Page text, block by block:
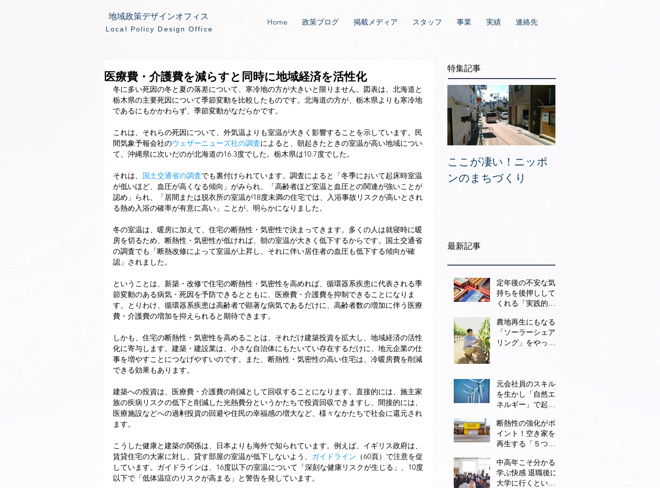
地域政策デザインオフィス
​Local Policy Design Office
Home 政策ブログ 掲載メディア スタッフ 事業 実績 連絡先
医療費・介護費を減らすと同時に地域経済を活性化
冬に多い死因の冬と夏の落差について、寒冷地の方が大きいと限りません。図表は、北海道と
栃木県の主要死因について季節変動を比較したものです。北海道の方が、栃木県よりも寒冷地
であるにもかかわらず、季節変動がなだらかです。
これは、それらの死因について、外気温よりも室温が大きく影響することを示しています。民
間気象予報会社のウェザーニューズ社の調査によると、朝起きたときの室温が高い地域につい
て、沖縄県に次いだのが北海道の16.3度でした。栃木県は10.7度でした。
それは、 国土交通省の調査でも裏付けられています。調査によると「冬季において起床時室温
が低いほど、血圧が高くなる傾向」がみられ、「高齢者ほど室温と血圧との関連が強いことが
認め」られ、「居間または脱衣所の室温が18度未満の住宅では、入浴事故リスクが高いとされ
る熱め入浴の確率が有意に高い」ことが、明らかになりました。
冬の室温は、暖房に加えて、住宅の断熱性・気密性で決まってきます。多くの人は就寝時に暖
房を切るため、断熱性・気密性が低ければ、朝の室温が大きく低下するからです。国土交通省
の調査でも「断熱改修によって室温が上昇し、それに伴い居住者の血圧も低下する傾向が確
認」されました。
ということは、新築・改修で住宅の断熱性・気密性を高めれば、循環器系疾患に代表される季
節変動のある病気・死因を予防できるとともに、医療費・介護費を抑制できることになりま
す。とりわけ、循環器系疾患は高齢者で顕著な病気であるだけに、高齢者数の増加に伴う医療
費・介護費の増加を抑えられると期待できます。
しかも、住宅の断熱性・気密性を高めることは、それだけ建築投資を拡大し、地域経済の活性
化に寄与します。建築・建設業は、小さな自治体にもたいてい存在するだけに、地元企業の仕
事を増やすことにつなげやすいのです。また、断熱性・気密性の高い住宅は、冷暖房費を削減
できる効果もあります。
建築への投資は、医療費・介護費の削減として回収することになります。直接的には、施主家
族の疾病リスクの低下と削減した光熱費分というかたちで投資回収できますし、間接的には、
医療施設などへの過剰投資の回避や住民の幸福感の増大など、様々なかたちで社会に還元され
ます。
こうした健康と建築の関係は、日本よりも海外で知られています。例えば、イギリス政府は、
賃貸住宅の大家に対し、貸す部屋の室温が低下しないよう、
ガイドライン （60頁）で注意を促
しています。ガイドラインは、16度以下の室温について「深刻な健康リスクが生じる」、10度
以下で「低体温症のリスクが高まる」と警告を発しています。
特集記事
ここが凄い！ニッポ
ンのまちづくり
最新記事
定年後の不安な気
持ちを後押しして
くれる「実践的な3
農地再生にもなる
「ソーラーシェア
リング」をやって
元会社員のスキル
を生かし「自然エ
ネルギー」で起業
断熱性の強化がポ
イント！空き家を
再生する「５つの
中高年こそ分かる
学ぶ快感 退職後に
大学に行くという